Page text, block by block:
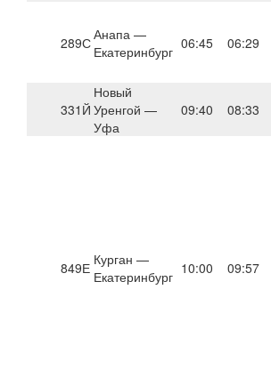
289САнапа —
Екатеринбург 06:45 06:29
331Й
Новый
Уренгой —
Уфа
09:40 08:33
849Е Курган —
Екатеринбург 10:00 09:57